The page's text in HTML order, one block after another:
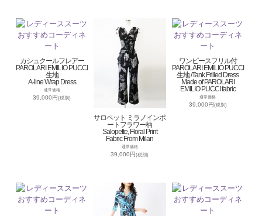
カシュクールフレアー
PAROLARI EMILIO PUCCI
生地
A-line Wrap Dress
通常価格
39,000円(税別)
サロペット ミラノインポ
ートフラワー柄
Salopette, Floral Print
Fabric From Milan
通常価格
39,000円(税別)
ワンピースフリル付
PAROLARI EMILIO PUCCI
生地 /Tank Frilled Dress
Made of PAROLARI
EMILIO PUCCI fabric
通常価格
39,000円(税別)